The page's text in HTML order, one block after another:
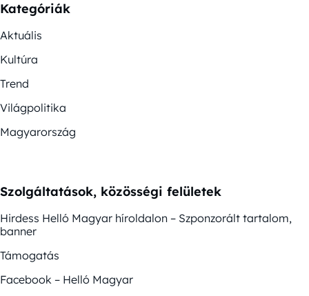
Kategóriák
Aktuális
Kultúra
Trend
Világpolitika
Magyarország
Szolgáltatások, közösségi felületek
Hirdess Helló Magyar híroldalon – Szponzorált tartalom,
banner
Támogatás
Facebook – Helló Magyar